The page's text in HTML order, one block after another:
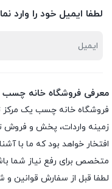
لطفا ایمیل خود را وارد
معرفی فروشگاه خانه چسب
فروشگاه خانه چسب یک مرکز
زمینه واردات، پخش و فروش
افتخار خواهد بود که ما با
متخصص برای رفع نیاز شما
لطفا قبل از سفارش قوانین و